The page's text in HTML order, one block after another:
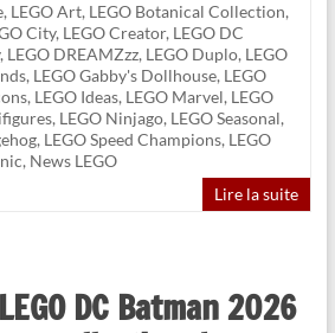
, LEGO Art, LEGO Botanical Collection,
City, LEGO Creator, LEGO DC
, LEGO DREAMZzz, LEGO Duplo, LEGO
, LEGO Gabby's Dollhouse, LEGO
, LEGO Ideas, LEGO Marvel, LEGO
, LEGO Ninjago, LEGO Seasonal,
, LEGO Speed Champions, LEGO
, News LEGO
Lire la suite
DC Batman 2026